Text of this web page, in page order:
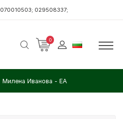
070010503; 029508337;
0
Милена Иванова - ЕА